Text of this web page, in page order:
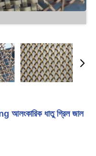
আলংকারিক ধাতু গ্রিল জাল